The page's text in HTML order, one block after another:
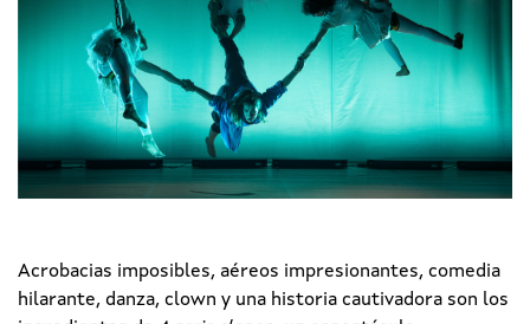
Acrobacias imposibles, aéreos impresionantes, comedia
hilarante, danza, clown y una historia cautivadora son los